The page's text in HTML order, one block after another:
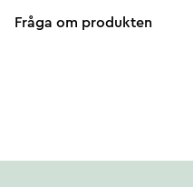
Fråga om produkten